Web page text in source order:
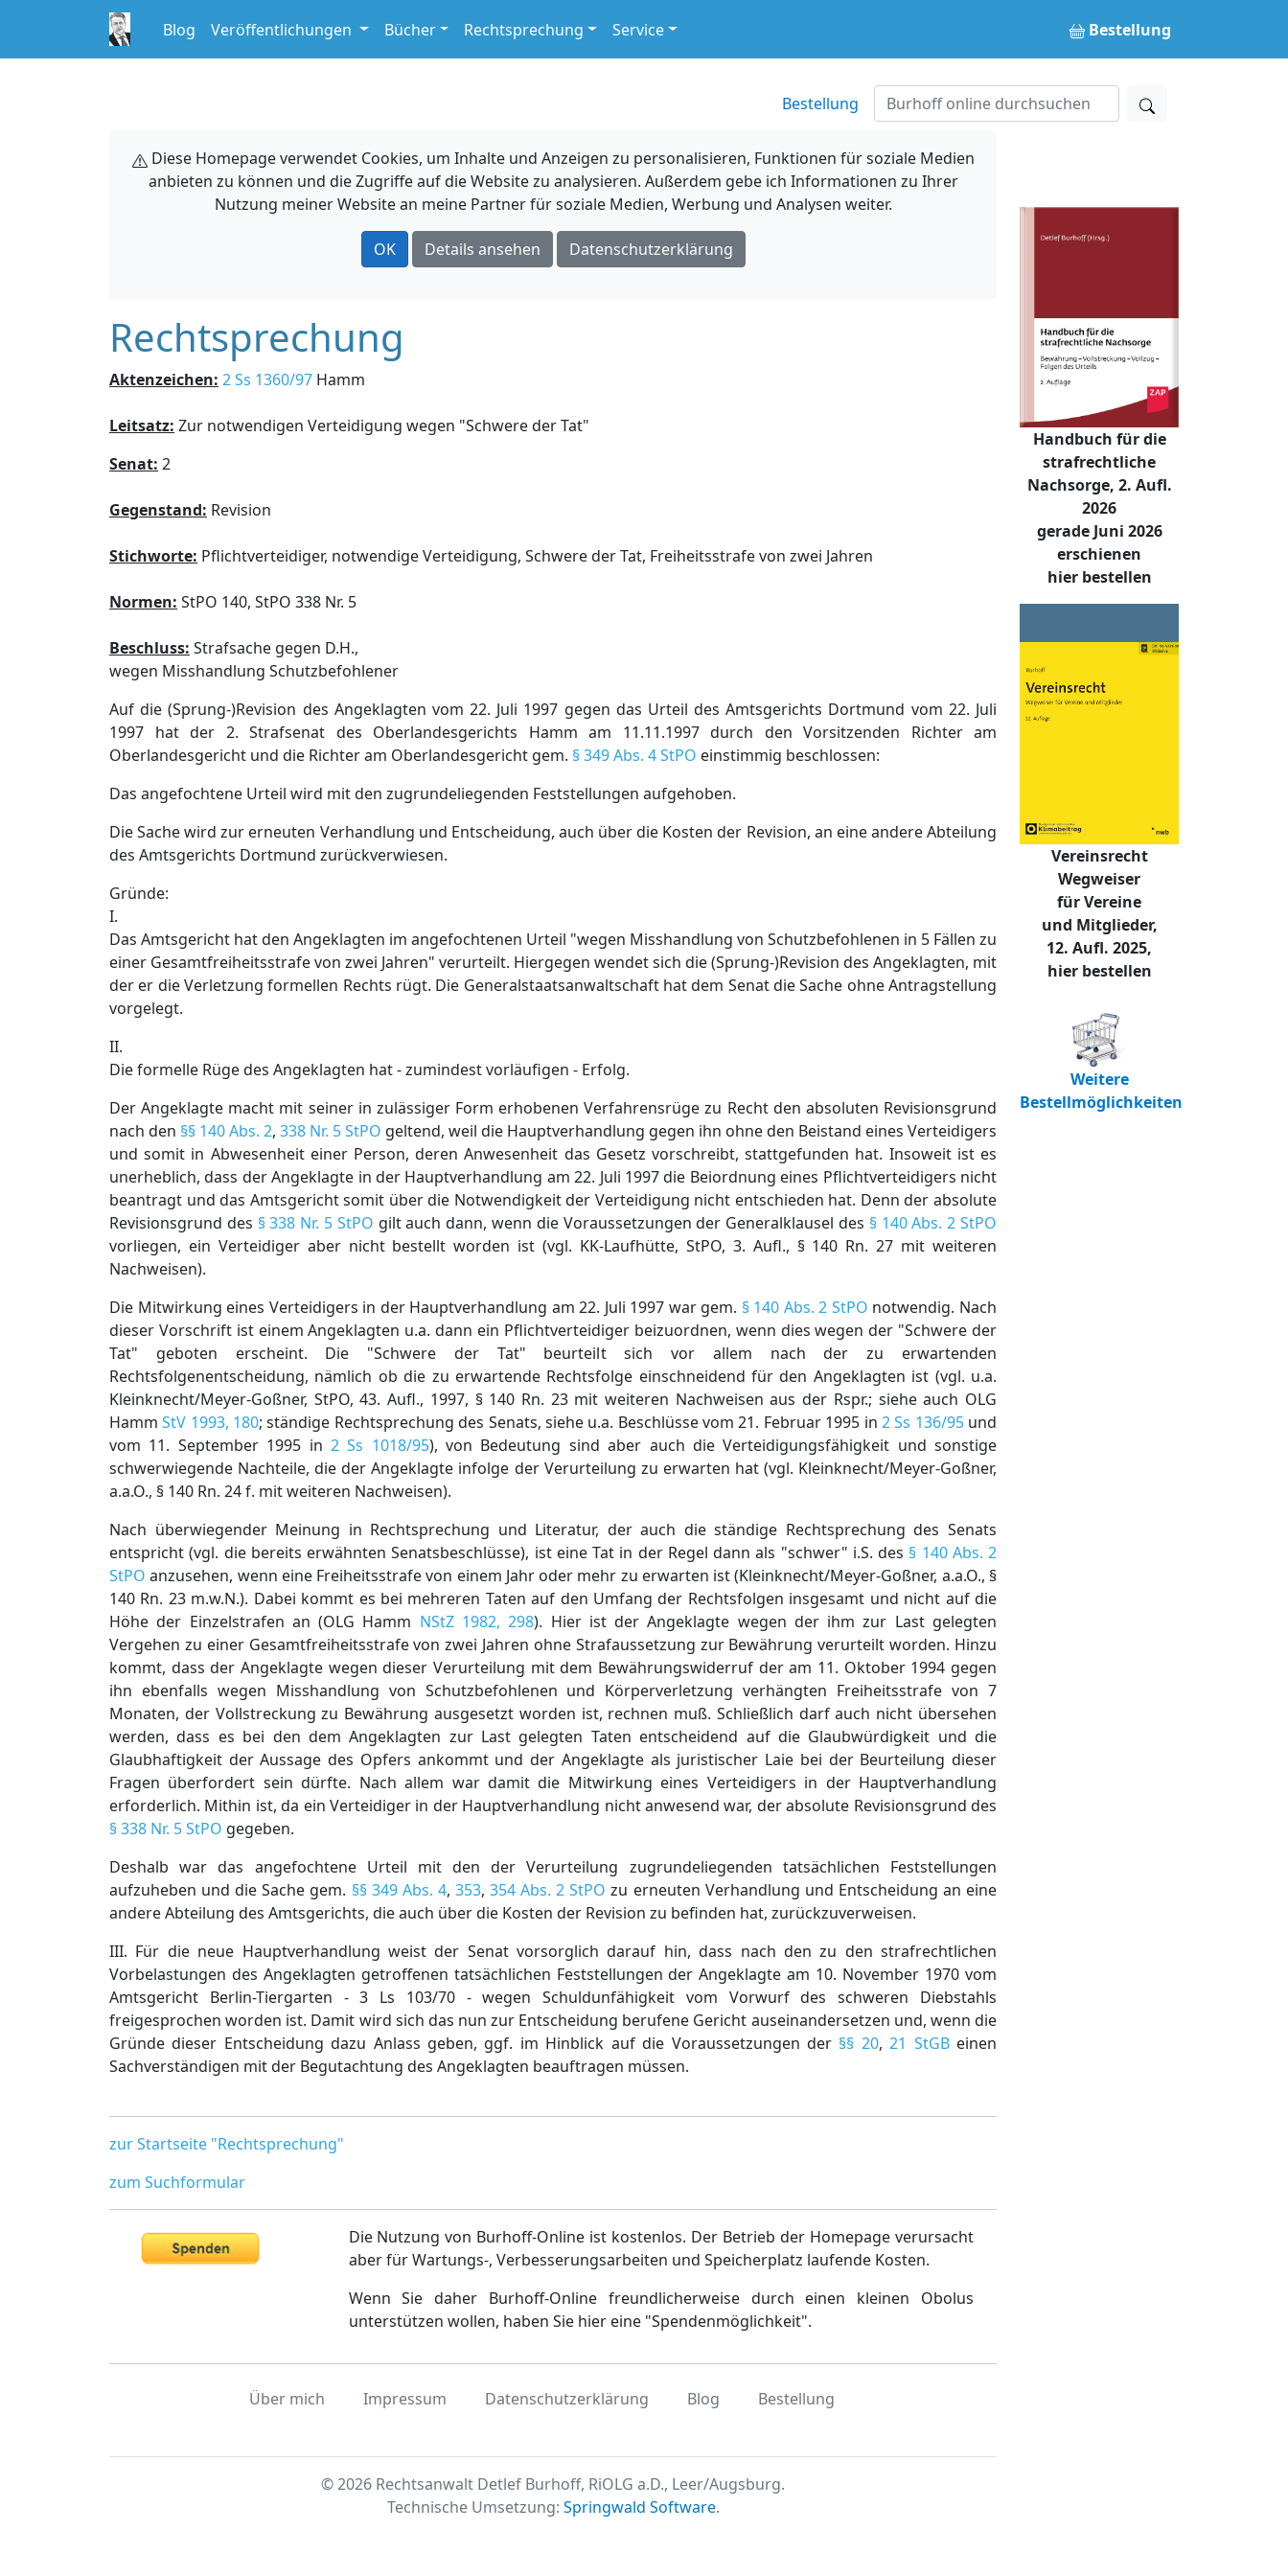
Blog Veröffentlichungen Bücher Rechtsprechung Service Bestellung
Bestellung
Diese Homepage verwendet Cookies, um Inhalte und Anzeigen zu personalisieren, Funktionen für soziale Medien
anbieten zu können und die Zugriffe auf die Website zu analysieren. Außerdem gebe ich Informationen zu Ihrer
Nutzung meiner Website an meine Partner für soziale Medien, Werbung und Analysen weiter.
OK Details ansehen Datenschutzerklärung
Rechtsprechung
Aktenzeichen: 2 Ss 1360/97 Hamm
Leitsatz: Zur notwendigen Verteidigung wegen "Schwere der Tat"
Senat: 2
Gegenstand: Revision
Stichworte: Pflichtverteidiger, notwendige Verteidigung, Schwere der Tat, Freiheitsstrafe von zwei Jahren
Normen: StPO 140, StPO 338 Nr. 5
Beschluss: Strafsache gegen D.H.,
wegen Misshandlung Schutzbefohlener
Auf die (Sprung-)Revision des Angeklagten vom 22. Juli 1997 gegen das Urteil des Amtsgerichts Dortmund vom 22. Juli
1997 hat der 2. Strafsenat des Oberlandesgerichts Hamm am 11.11.1997 durch den Vorsitzenden Richter am
Oberlandesgericht und die Richter am Oberlandesgericht gem. § 349 Abs. 4 StPO einstimmig beschlossen:
Das angefochtene Urteil wird mit den zugrundeliegenden Feststellungen aufgehoben.
Die Sache wird zur erneuten Verhandlung und Entscheidung, auch über die Kosten der Revision, an eine andere Abteilung
des Amtsgerichts Dortmund zurückverwiesen.
Gründe:
I.
Das Amtsgericht hat den Angeklagten im angefochtenen Urteil "wegen Misshandlung von Schutzbefohlenen in 5 Fällen zu
einer Gesamtfreiheitsstrafe von zwei Jahren" verurteilt. Hiergegen wendet sich die (Sprung-)Revision des Angeklagten, mit
der er die Verletzung formellen Rechts rügt. Die Generalstaatsanwaltschaft hat dem Senat die Sache ohne Antragstellung
vorgelegt.
II.
Die formelle Rüge des Angeklagten hat - zumindest vorläufigen - Erfolg.
Der Angeklagte macht mit seiner in zulässiger Form erhobenen Verfahrensrüge zu Recht den absoluten Revisionsgrund
nach den §§ 140 Abs. 2, 338 Nr. 5 StPO geltend, weil die Hauptverhandlung gegen ihn ohne den Beistand eines Verteidigers
und somit in Abwesenheit einer Person, deren Anwesenheit das Gesetz vorschreibt, stattgefunden hat. Insoweit ist es
unerheblich, dass der Angeklagte in der Hauptverhandlung am 22. Juli 1997 die Beiordnung eines Pflichtverteidigers nicht
beantragt und das Amtsgericht somit über die Notwendigkeit der Verteidigung nicht entschieden hat. Denn der absolute
Revisionsgrund des § 338 Nr. 5 StPO gilt auch dann, wenn die Voraussetzungen der Generalklausel des § 140 Abs. 2 StPO
vorliegen, ein Verteidiger aber nicht bestellt worden ist (vgl. KK-Laufhütte, StPO, 3. Aufl., § 140 Rn. 27 mit weiteren
Nachweisen).
Die Mitwirkung eines Verteidigers in der Hauptverhandlung am 22. Juli 1997 war gem. § 140 Abs. 2 StPO notwendig. Nach
dieser Vorschrift ist einem Angeklagten u.a. dann ein Pflichtverteidiger beizuordnen, wenn dies wegen der "Schwere der
Tat" geboten erscheint. Die "Schwere der Tat" beurteilt sich vor allem nach der zu erwartenden
Rechtsfolgenentscheidung, nämlich ob die zu erwartende Rechtsfolge einschneidend für den Angeklagten ist (vgl. u.a.
Kleinknecht/Meyer-Goßner, StPO, 43. Aufl., 1997, § 140 Rn. 23 mit weiteren Nachweisen aus der Rspr.; siehe auch OLG
HammStV 1993, 180; ständige Rechtsprechung des Senats, siehe u.a. Beschlüsse vom 21. Februar 1995 in 2 Ss 136/95und
vom 11. September 1995 in 2 Ss 1018/95), von Bedeutung sind aber auch die Verteidigungsfähigkeit und sonstige
schwerwiegende Nachteile, die der Angeklagte infolge der Verurteilung zu erwarten hat (vgl. Kleinknecht/Meyer-Goßner,
a.a.O., § 140 Rn. 24 f. mit weiteren Nachweisen).
Nach überwiegender Meinung in Rechtsprechung und Literatur, der auch die ständige Rechtsprechung des Senats
entspricht (vgl. die bereits erwähnten Senatsbeschlüsse), ist eine Tat in der Regel dann als "schwer" i.S. des § 140 Abs. 2
StPO anzusehen, wenn eine Freiheitsstrafe von einem Jahr oder mehr zu erwarten ist (Kleinknecht/Meyer-Goßner, a.a.O., §
140 Rn. 23 m.w.N.). Dabei kommt es bei mehreren Taten auf den Umfang der Rechtsfolgen insgesamt und nicht auf die
Höhe der Einzelstrafen an (OLG Hamm NStZ 1982, 298). Hier ist der Angeklagte wegen der ihm zur Last gelegten
Vergehen zu einer Gesamtfreiheitsstrafe von zwei Jahren ohne Strafaussetzung zur Bewährung verurteilt worden. Hinzu
kommt, dass der Angeklagte wegen dieser Verurteilung mit dem Bewährungswiderruf der am 11. Oktober 1994 gegen
ihn ebenfalls wegen Misshandlung von Schutzbefohlenen und Körperverletzung verhängten Freiheitsstrafe von 7
Monaten, der Vollstreckung zu Bewährung ausgesetzt worden ist, rechnen muß. Schließlich darf auch nicht übersehen
werden, dass es bei den dem Angeklagten zur Last gelegten Taten entscheidend auf die Glaubwürdigkeit und die
Glaubhaftigkeit der Aussage des Opfers ankommt und der Angeklagte als juristischer Laie bei der Beurteilung dieser
Fragen überfordert sein dürfte. Nach allem war damit die Mitwirkung eines Verteidigers in der Hauptverhandlung
erforderlich. Mithin ist, da ein Verteidiger in der Hauptverhandlung nicht anwesend war, der absolute Revisionsgrund des
§ 338 Nr. 5 StPO gegeben.
Deshalb war das angefochtene Urteil mit den der Verurteilung zugrundeliegenden tatsächlichen Feststellungen
aufzuheben und die Sache gem. §§ 349 Abs. 4, 353,354 Abs. 2 StPO zu erneuten Verhandlung und Entscheidung an eine
andere Abteilung des Amtsgerichts, die auch über die Kosten der Revision zu befinden hat, zurückzuverweisen.
III. Für die neue Hauptverhandlung weist der Senat vorsorglich darauf hin, dass nach den zu den strafrechtlichen
Vorbelastungen des Angeklagten getroffenen tatsächlichen Feststellungen der Angeklagte am 10. November 1970 vom
Amtsgericht Berlin-Tiergarten - 3 Ls 103/70 - wegen Schuldunfähigkeit vom Vorwurf des schweren Diebstahls
freigesprochen worden ist. Damit wird sich das nun zur Entscheidung berufene Gericht auseinandersetzen und, wenn die
Gründe dieser Entscheidung dazu Anlass geben, ggf. im Hinblick auf die Voraussetzungen der §§ 20,21 StGBeinen
Sachverständigen mit der Begutachtung des Angeklagten beauftragen müssen.
zur Startseite "Rechtsprechung"
zum Suchformular
Die Nutzung von Burhoff-Online ist kostenlos. Der Betrieb der Homepage verursacht
aber für Wartungs-, Verbesserungsarbeiten und Speicherplatz laufende Kosten.
Wenn Sie daher Burhoff-Online freundlicherweise durch einen kleinen Obolus
unterstützen wollen, haben Sie hier eine "Spendenmöglichkeit".
Über mich Impressum Datenschutzerklärung Blog Bestellung
© 2026 Rechtsanwalt Detlef Burhoff, RiOLG a.D., Leer/Augsburg.
Technische Umsetzung: Springwald Software.
Handbuch für die
strafrechtliche
Nachsorge, 2. Aufl.
2026
gerade Juni 2026
erschienen
hier bestellen
Vereinsrecht
Wegweiser
für Vereine
und Mitglieder,
12. Aufl. 2025,
hier bestellen
Weitere
Bestellmöglichkeiten